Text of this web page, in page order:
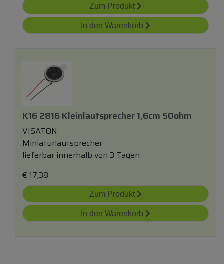
Zum Produkt
In den Warenkorb
K16 2816 Kleinlautsprecher 1,6cm 50ohm
VISATON
Miniaturlautsprecher
lieferbar innerhalb von 3 Tagen
€ 17,38
Zum Produkt
In den Warenkorb